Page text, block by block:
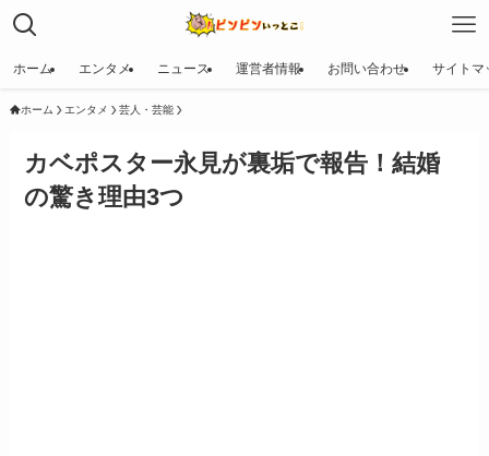
ホーム エンタメ ニュース 運営者情報 お問い合わせ サイトマ
ホーム エンタメ 芸人・芸能
カベポスター永見が裏垢で報告！結婚
の驚き理由3つ